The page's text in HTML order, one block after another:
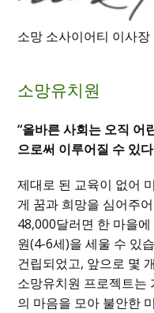
소망 소사이어티 이사장
소망유치원
“올바른 사회는 오직 어
으로써 이루어질 수 있다
제대로 된 교육이 없어
게 꿈과 희망을 심어주
48,000달러면 한 마을
원(4-6세)을 세울 수 있
건립되었고, 앞으로 몇
소망유치원 프로젝트는
의 마음을 모아 불안한